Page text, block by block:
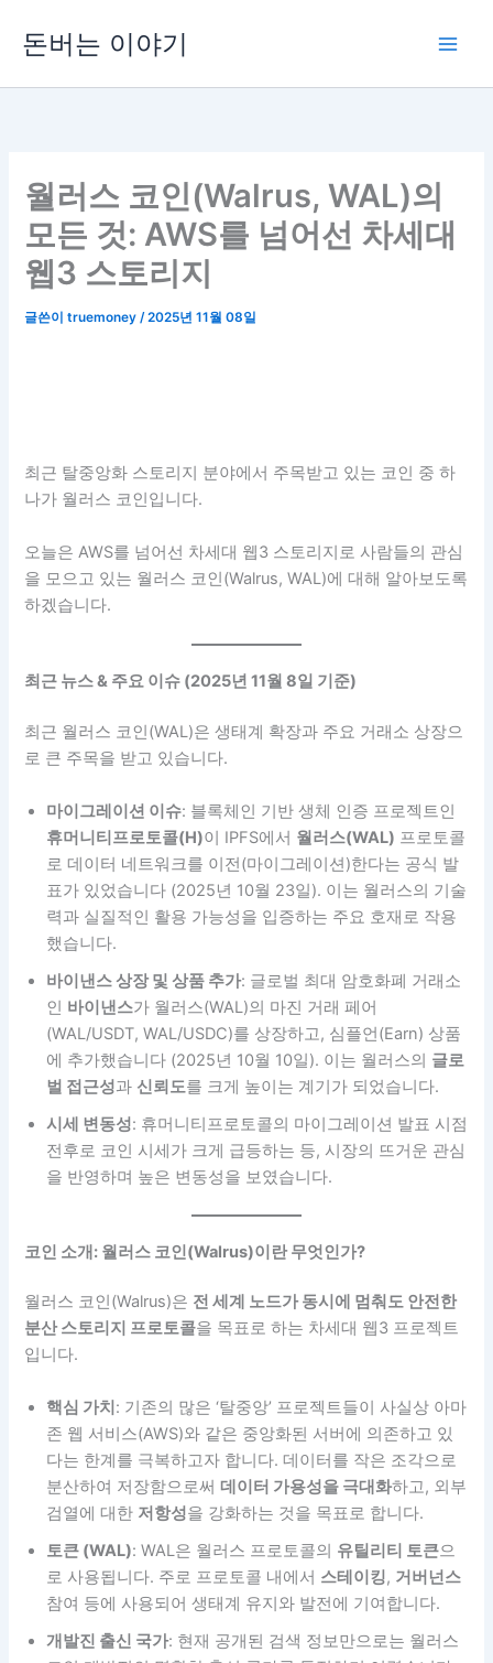
로
돈버는 이야기
월러스 코인(Walrus, WAL)의
모든 것: AWS를 넘어선 차세대
웹3 스토리지
글쓴이truemoney/2025년 11월 08일
최근 탈중앙화 스토리지 분야에서 주목받고 있는 코인 중 하
나가 월러스 코인입니다.
오늘은 AWS를 넘어선 차세대 웹3 스토리지로 사람들의 관심
을 모으고 있는 월러스 코인(Walrus, WAL)에 대해 알아보도록
하겠습니다.
최근 뉴스 & 주요 이슈 (2025년 11월 8일 기준)
최근 월러스 코인(WAL)은 생태계 확장과 주요 거래소 상장으
로 큰 주목을 받고 있습니다.
마이그레이션 이슈: 블록체인 기반 생체 인증 프로젝트인
휴머니티프로토콜(H)이 IPFS에서 월러스(WAL) 프로토콜
로 데이터 네트워크를 이전(마이그레이션)한다는 공식 발
표가 있었습니다 (2025년 10월 23일). 이는 월러스의 기술
력과 실질적인 활용 가능성을 입증하는 주요 호재로 작용
했습니다.
바이낸스 상장 및 상품 추가: 글로벌 최대 암호화폐 거래소
인 바이낸스가 월러스(WAL)의 마진 거래 페어
(WAL/USDT, WAL/USDC)를 상장하고, 심플언(Earn) 상품
에 추가했습니다 (2025년 10월 10일). 이는 월러스의 글로
벌 접근성과 신뢰도를 크게 높이는 계기가 되었습니다.
시세 변동성: 휴머니티프로토콜의 마이그레이션 발표 시점
전후로 코인 시세가 크게 급등하는 등, 시장의 뜨거운 관심
을 반영하며 높은 변동성을 보였습니다.
코인 소개: 월러스 코인(Walrus)이란 무엇인가?
월러스 코인(Walrus)은 전 세계 노드가 동시에 멈춰도 안전한
분산 스토리지 프로토콜을 목표로 하는 차세대 웹3 프로젝트
입니다.
핵심 가치 : 기존의 많은 ‘탈중앙’ 프로젝트들이 사실상 아마
존 웹 서비스(AWS)와 같은 중앙화된 서버에 의존하고 있
다는 한계를 극복하고자 합니다. 데이터를 작은 조각으로
분산하여 저장함으로써데이터 가용성을 극대화하고, 외부
검열에 대한 저항성을 강화하는 것을 목표로 합니다.
토큰 (WAL): WAL은 월러스 프로토콜의 유틸리티 토큰으
로 사용됩니다. 주로 프로토콜 내에서 스테이킹, 거버넌스
참여 등에 사용되어 생태계 유지와 발전에 기여합니다.
개발진 출신 국가: 현재 공개된 검색 정보만으로는 월러스